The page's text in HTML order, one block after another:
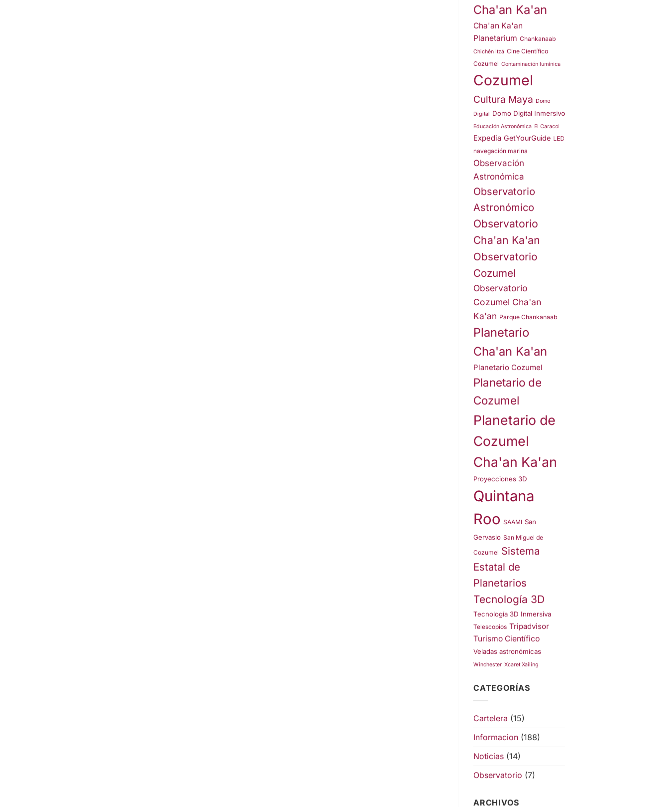
Cha'an Ka'an
Cha'an Ka'an
Planetarium Chankanaab
Chichén Itzá Cine Científico
Cozumel Contaminación lumínica
Cozumel
Cultura Maya
Domo
Digital Domo Digital Inmersivo
Educación Astronómica El Caracol
Expedia GetYourGuide LED
navegación marina
Observación
Astronómica
Observatorio
Astronómico
Observatorio
Cha'an Ka'an
Observatorio
Cozumel
Observatorio
Cozumel Cha'an
Ka'an Parque Chankanaab
Planetario
Cha'an Ka'an
Planetario Cozumel
Planetario de
Cozumel
Planetario de
Cozumel
Cha'an Ka'an
Proyecciones 3D
Quintana
Roo SAAMI San
Gervasio San Miguel de
Cozumel Sistema
Estatal de
Planetarios
Tecnología 3D
Tecnología 3D Inmersiva
Telescopios Tripadvisor
Turismo Científico
Veladas astronómicas
Winchester Xcaret Xailing
CATEGORÍAS
Cartelera (15)
Informacion (188)
Noticias (14)
Observatorio (7)
ARCHIVOS